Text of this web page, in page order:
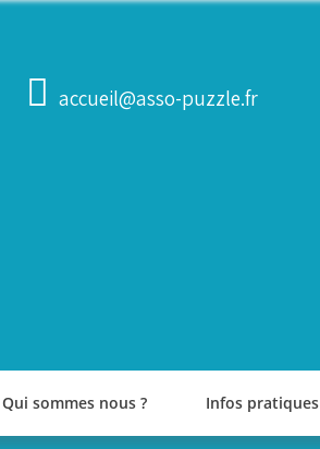
accueil@asso-puzzle.fr
Qui sommes nous ? Infos pratiques